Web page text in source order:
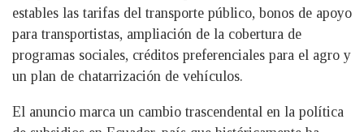
estables las tarifas del transporte público, bonos de apoyo
para transportistas, ampliación de la cobertura de
programas sociales, créditos preferenciales para el agro y
un plan de chatarrización de vehículos.
El anuncio marca un cambio trascendental en la política